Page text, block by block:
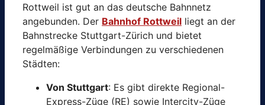
Rottweil ist gut an das deutsche Bahnnetz
angebunden. Der Bahnhof Rottweil liegt an der
Bahnstrecke Stuttgart-Zürich und bietet
regelmäßige Verbindungen zu verschiedenen
Städten:
Von Stuttgart: Es gibt direkte Regional-
Express-Züge (RE) sowie Intercity-Züge